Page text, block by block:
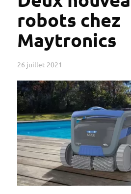
robots chez
Maytronics
26 juillet 2021